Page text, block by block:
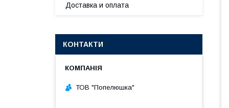
Доставка и оплата
КОНТАКТИ
ТОВ "Попелюшка"